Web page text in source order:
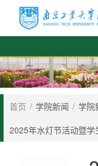
首页 / 学院新闻 / 学院
2025年水灯节活动暨